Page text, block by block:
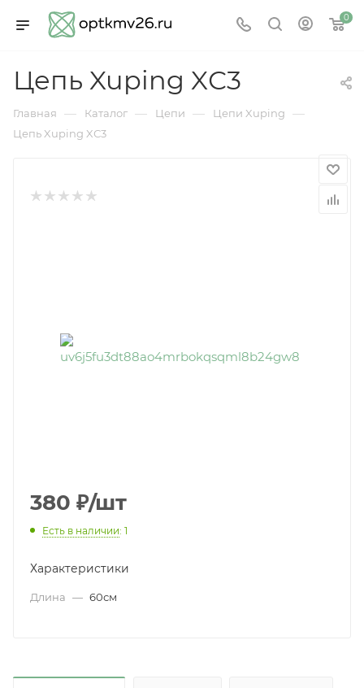
0
Цепь Xuping XС3
Главная — Каталог — Цепи — Цепи Xuping —
Цепь Xuping XС3
380 ₽/шт
Есть в наличии: 1
Характеристики
Длина — 60см